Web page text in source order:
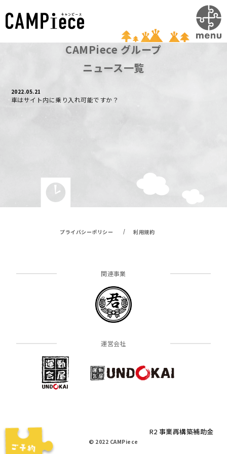
CAMPiece グループ
ニュース一覧
#
2022.05.21
車はサイト内に乗り入れ可能ですか？
プライバシーポリシー / 利用規約
関連事業
運営会社
R2 事業再構築補助金
© 2022 CAMPiece